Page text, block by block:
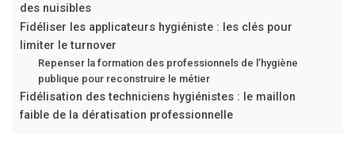
des nuisibles
Fidéliser les applicateurs hygiéniste : les clés pour
limiter le turnover
Repenser la formation des professionnels de l’hygiène
publique pour reconstruire le métier
Fidélisation des techniciens hygiénistes : le maillon
faible de la dératisation professionnelle